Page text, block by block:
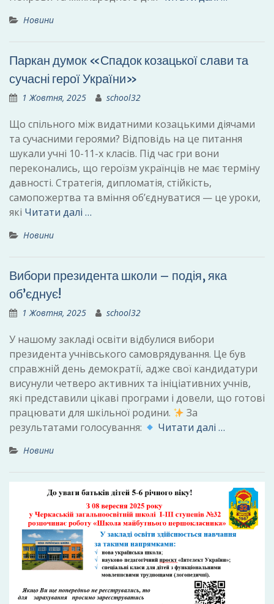
Новини
Паркан думок «Спадок козацької слави та
сучасні герої України»
1 Жовтня, 2025 school32
Що спільного між видатними козацькими діячами
та сучасними героями? Відповідь на це питання
шукали учні 10-11-х класів. Під час гри вони
переконались, що героїзм українців не має терміну
давності. Стратегія, дипломатія, стійкість,
самопожертва та вміння об’єднуватися — це уроки,
які Читати далі …
Новини
Вибори президента школи – подія, яка
об’єднує!
1 Жовтня, 2025 school32
У нашому закладі освіти відбулися вибори
президента учнівського самоврядування. Це був
справжній день демократії, адже свої кандидатури
висунули четверо активних та ініціативних учнів,
які представили цікаві програми і довели, що готові
працювати для шкільної родини.
За
результатами голосування:
Читати далі …
Новини